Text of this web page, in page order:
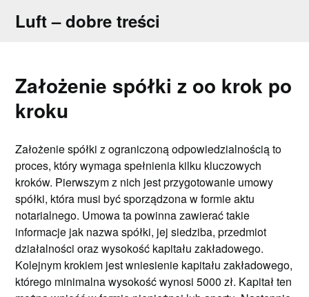
Luft – dobre treści
Założenie spółki z oo krok po
kroku
Założenie spółki z ograniczoną odpowiedzialnością to
proces, który wymaga spełnienia kilku kluczowych
kroków. Pierwszym z nich jest przygotowanie umowy
spółki, która musi być sporządzona w formie aktu
notarialnego. Umowa ta powinna zawierać takie
informacje jak nazwa spółki, jej siedziba, przedmiot
działalności oraz wysokość kapitału zakładowego.
Kolejnym krokiem jest wniesienie kapitału zakładowego,
którego minimalna wysokość wynosi 5000 zł. Kapitał ten